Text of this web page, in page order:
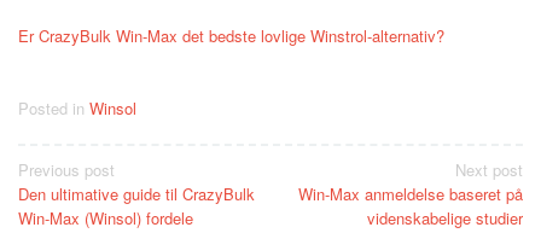
Er CrazyBulk Win-Max det bedste lovlige Winstrol-alternativ?
Posted in Winsol
Post
navigation
Previous post
Den ultimative guide til CrazyBulk
Win-Max (Winsol) fordele
Next post
Win-Max anmeldelse baseret på
videnskabelige studier